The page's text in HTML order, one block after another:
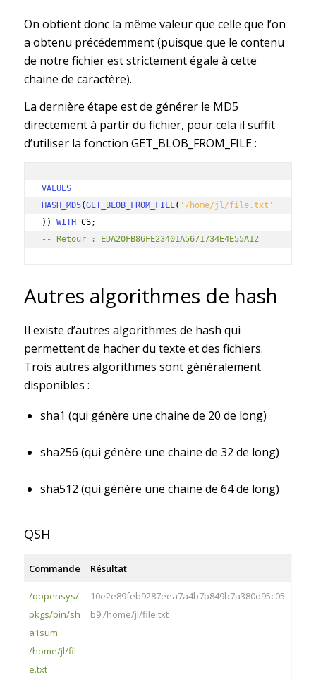
On obtient donc la même valeur que celle que l’on
a obtenu précédemment (puisque que le contenu
de notre fichier est strictement égale à cette
chaine de caractère).
La dernière étape est de générer le MD5
directement à partir du fichier, pour cela il suffit
d’utiliser la fonction GET_BLOB_FROM_FILE :
VALUES
HASH_MD5(GET_BLOB_FROM_FILE( '/home/jl/file.txt'
))
WITH
-- Retour : EDA20FB86FE23401A5671734E4E55A12
Autres algorithmes de hash
Il existe d’autres algorithmes de hash qui
permettent de hacher du texte et des fichiers.
Trois autres algorithmes sont généralement
disponibles :
sha1 (qui génère une chaine de 20 de long)
sha256 (qui génère une chaine de 32 de long)
sha512 (qui génère une chaine de 64 de long)
QSH
Commande Résultat
/qopensys/
pkgs/bin/sh
a1sum
/home/jl/fil
e.txt
10e2e89feb9287eea7a4b7b849b7a380d95c05
b9 /home/jl/file.txt